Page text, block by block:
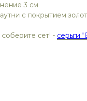
3 см
с покрытием
сет! - серьги